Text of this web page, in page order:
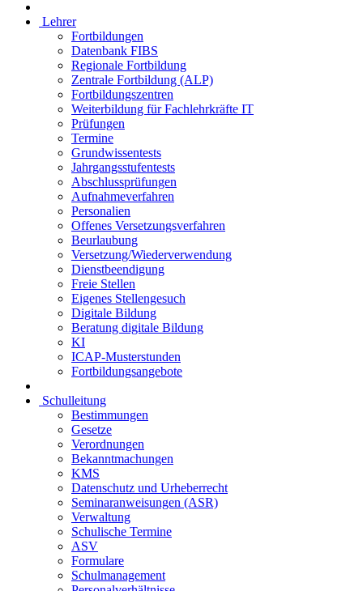
Lehrer
Fortbildungen
Datenbank FIBS
Regionale Fortbildung
Zentrale Fortbildung (ALP)
Fortbildungszentren
Weiterbildung für Fachlehrkräfte IT
Prüfungen
Termine
Grundwissentests
Jahrgangsstufentests
Abschlussprüfungen
Aufnahmeverfahren
Personalien
Offenes Versetzungsverfahren
Beurlaubung
Versetzung/Wiederverwendung
Dienstbeendigung
Freie Stellen
Eigenes Stellengesuch
Digitale Bildung
Beratung digitale Bildung
KI
ICAP-Musterstunden
Fortbildungsangebote
Schulleitung
Bestimmungen
Gesetze
Verordnungen
Bekanntmachungen
KMS
Datenschutz und Urheberrecht
Seminaranweisungen (ASR)
Verwaltung
Schulische Termine
ASV
Formulare
Schulmanagement